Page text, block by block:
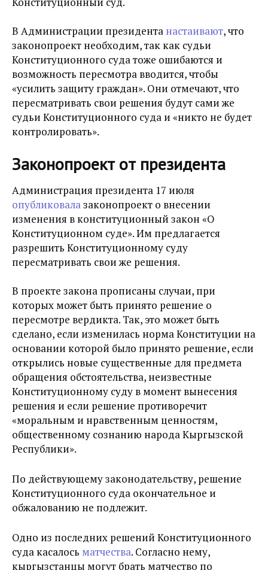
В Администрации президента настаивают, что
законопроект необходим, так как судьи
Конституционного суда тоже ошибаются и
возможность пересмотра вводится, чтобы
«усилить защиту граждан». Они отмечают, что
пересматривать свои решения будут сами же
судьи Конституционного суда и «никто не будет
контролировать».
Законопроект от президента
Администрация президента 17 июля
опубликовалазаконопроект о внесении
изменения в конституционный закон «О
Конституционном суде». Им предлагается
разрешить Конституционному суду
пересматривать свои же решения.
В проекте закона прописаны случаи, при
которых может быть принято решение о
пересмотре вердикта. Так, это может быть
сделано, если изменилась норма Конституции на
основании которой было принято решение, если
открылись новые существенные для предмета
обращения обстоятельства, неизвестные
Конституционному суду в момент вынесения
решения и если решение противоречит
«моральным и нравственным ценностям,
общественному сознанию народа Кыргызской
Республики».
По действующему законодательству, решение
Конституционного суда окончательное и
обжалованию не подлежит.
Одно из последних решений Конституционного
суда касалось матчества. Согласно нему,
кыргызстанцы могут брать матчество по